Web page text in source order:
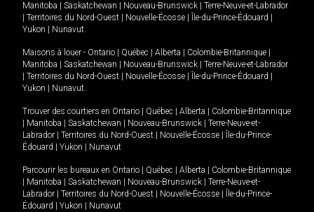
Manitoba
Saskatchewan Nouveau-Brunswick
Terre-Neuve-et-Labrador
Territoires du Nord-Ouest Nouvelle-Écosse Île-du-Prince-Édouard
Yukon
Nunavut.
Maisons à louer - Ontario Québec Alberta Colombie-Britannique
Manitoba
Saskatchewan Nouveau-Brunswick
Terre-Neuve-et-Labrador
Territoires du Nord-Ouest Nouvelle-Écosse Île-du-Prince-Édouard
Yukon
Nunavut.
Trouver des courtiers en Ontario Québec Alberta
Colombie-Britannique
Manitoba Saskatchewan Nouveau-Brunswick
Terre-Neuve-et-
Labrador
Territoires du Nord-Ouest Nouvelle-Écosse
Île-du-Prince-
Édouard
Yukon Nunavut
Parcourir les bureaux en Ontario Québec Alberta
Colombie-Britannique
Manitoba Saskatchewan Nouveau-Brunswick
Terre-Neuve-et-
Labrador
Territoires du Nord-Ouest Nouvelle-Écosse
Île-du-Prince-
Édouard
Yukon Nunavut